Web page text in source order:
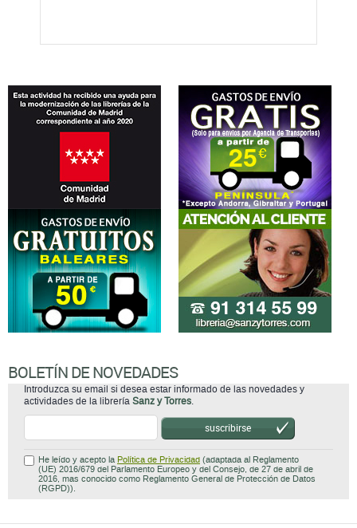
BOLETÍN DE NOVEDADES
Introduzca su email si desea estar informado de las novedades y
actividades de la librería Sanz y Torres
suscribirse
He leído y acepto la Política de Privacidad (adaptada al Reglamento
(UE) 2016/679 del Parlamento Europeo y del Consejo, de 27 de abril de
2016, mas conocido como Reglamento General de Protección de Datos
(RGPD)).